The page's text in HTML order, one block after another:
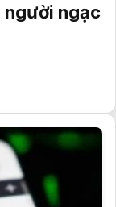
người ngạc